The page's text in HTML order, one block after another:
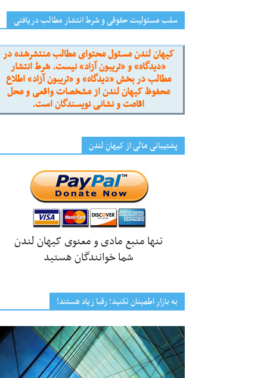
سلب مسئولیت حقوقی و شرط انتشار مطالب دریافتی
کیهان لندن مسئول محتوای مطالب منتشرشده در
«دیدگاه» و «تریبون آزاد» نیست. شرط انتشار
مطالب در بخش «دیدگاه» و «تریبون آزاد» اطلاع
محفوظ کیهان لندن از مشخصات واقعی و محل
اقامت و نشانی نویسندگان است.
پشتیبانی مالی از کیهانِ لندن
تنها منبع مادی و معنوی کیهان لندن
شما خوانندگان هستید
به بازار اطمینان نکنید؛ رقبا زیاد هستند!